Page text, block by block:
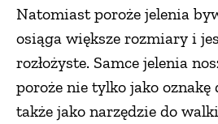
Natomiast poroże jelenia
osiąga większe rozmiary i
rozłożyste. Samce jelenia
poroże nie tylko jako oznakę
także jako narzędzie do